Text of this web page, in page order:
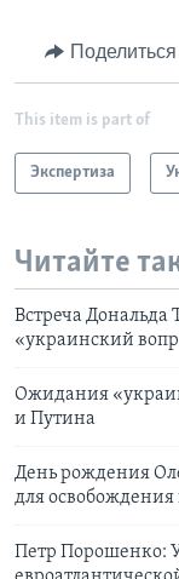
Поделиться
This item is part of
Экспертиза
Читайте
Встреча
«украинский
Ожидания
и Путина
День рождения
для
Петр Порошенко: